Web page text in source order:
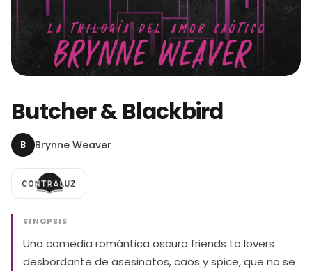
Butcher & Blackbird
B Brynne Weaver
SINOPSIS
Una comedia romántica oscura friends to lovers
desbordante de asesinatos, caos y spice, que no se